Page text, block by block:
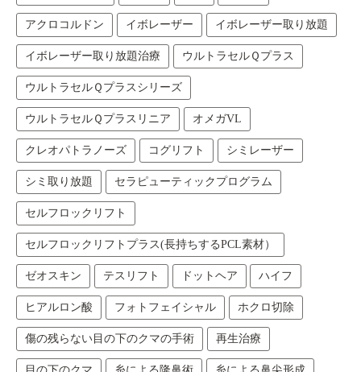
アクロコルドン イボレーザー イボレーザー取り放題
イボレーザー取り放題治療 ウルトラセルＱプラス
ウルトラセルＱプラスシリーズ
ウルトラセルＱプラスリニア オメガVL
クレオパトラノーズ コグリフト シミレーザー
シミ取り放題 セラピューティックプログラム
セルフロックリフト
セルフロックリフトプラス(長持ちするPCL素材）
ゼオスキン テスリフト ドットヘア ハイフ
ヒアルロン酸 フォトフェイシャル ホクロ切除
傷の残らない目の下のクマの手術 再生治療